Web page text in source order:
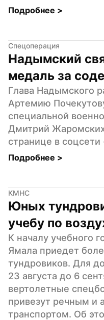
Подробнее >
Спецоперация
Надымский
медаль за
Глава Надымского
Артемию
специальной
Дмитрий
странице в соцсети
Подробнее >
КМНС
Юных
учебу по
К началу учебного
Ямала приедет
тундровиков. Для
23 августа до 6
вертолетные
привезут речным и
транспортом. Об